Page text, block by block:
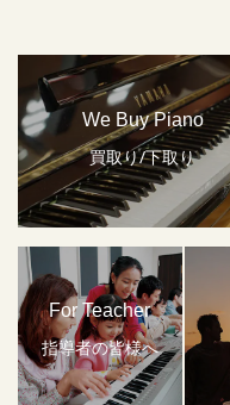
We Buy Piano
買取り/下取り
For Teacher
指導者の皆様へ